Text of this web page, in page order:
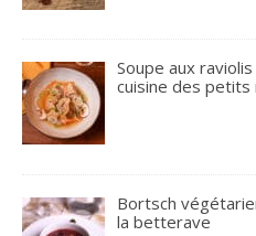
Soupe aux
cuisine des
Bortsch
la betterave